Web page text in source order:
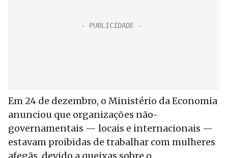
Em 24 de dezembro, o Ministério da Economia
anunciou que organizações não-
governamentais — locais e internacionais —
estavam proibidas de trabalhar com mulheres